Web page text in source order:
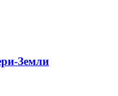
Земли